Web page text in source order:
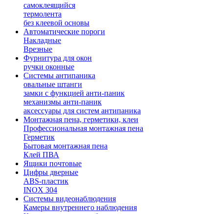
самоклеящийся
термолента
без клеевой основы
Автоматические пороги
Накладные
Врезные
Фурнитура для окон
ручки оконные
Системы антипаника
овальные штанги
замки с функцией анти-паник
механизмы анти-паник
аксессуары для систем антипаника
Монтажная пена, герметики, клеи
Профессиональная монтажная пена
Герметик
Бытовая монтажная пена
Клей ПВА
Ящики почтовые
Цифры дверные
ABS-пластик
INOX 304
Системы видеонаблюдения
Камеры внутреннего наблюдения